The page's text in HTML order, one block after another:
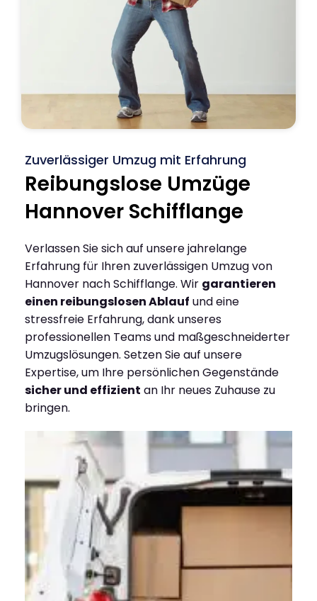
Zuverlässiger Umzug mit Erfahrung
Reibungslose Umzüge
Hannover Schifflange
Verlassen Sie sich auf unsere jahrelange
Erfahrung für Ihren zuverlässigen Umzug von
Hannover nach Schifflange. Wir garantieren
einen reibungslosen Ablauf und eine
stressfreie Erfahrung, dank unseres
professionellen Teams und maßgeschneiderter
Umzugslösungen. Setzen Sie auf unsere
Expertise, um Ihre persönlichen Gegenstände
sicher und effizient an Ihr neues Zuhause zu
bringen.